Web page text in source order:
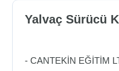
Yalvaç Sürücü
- CANTEKİN EĞİTİM